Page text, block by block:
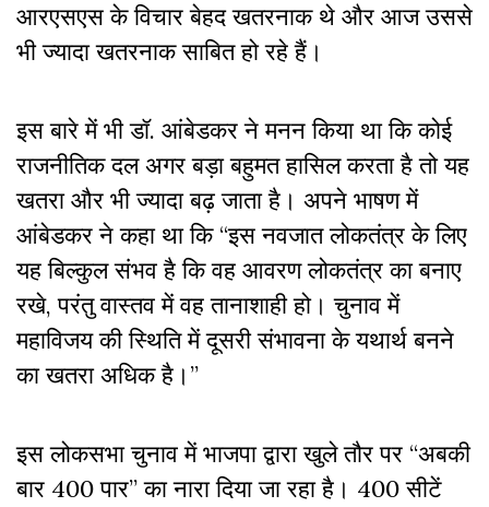
आरएसएस के विचार बेहद खतरनाक थे और आज उससे
भी ज्यादा खतरनाक साबित हो रहे हैं।
इस बारे में भी डॉ. आंबेडकर ने मनन किया था कि कोई
राजनीतिक दल अगर बड़ा बहुमत हासिल करता है तो यह
खतरा और भी ज्यादा बढ़ जाता है। अपने भाषण में
आंबेडकर ने कहा था कि “इस नवजात लोकतंत्र के लिए
यह बिल्कुल संभव है कि वह आवरण लोकतंत्र का बनाए
रखे, परंतु वास्तव में वह तानाशाही हो। चुनाव में
महाविजय की स्थिति में दूसरी संभावना के यथार्थ बनने
का खतरा अधिक है।”
इस लोकसभा चुनाव में भाजपा द्वारा खुले तौर पर “अबकी
बार 400 पार” का नारा दिया जा रहा है। 400 सीटें